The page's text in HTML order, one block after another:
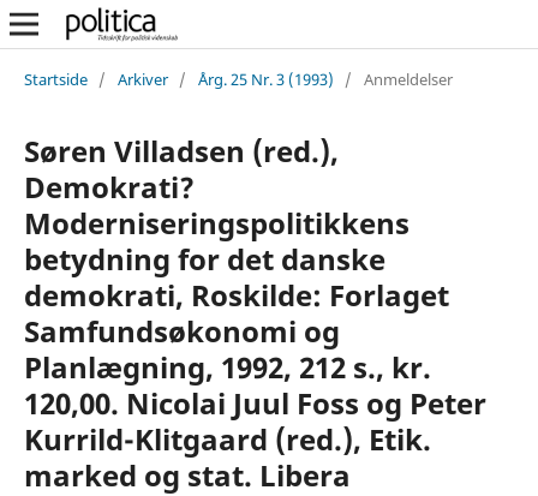
Startside / Arkiver / Årg. 25 Nr. 3 (1993) / Anmeldelser
Søren Villadsen (red.),
Demokrati?
Moderniseringspolitikkens
betydning for det danske
demokrati, Roskilde: Forlaget
Samfundsøkonomi og
Planlægning, 1992, 212 s., kr.
120,00. Nicolai Juul Foss og Peter
Kurrild-Klitgaard (red.), Etik.
marked og stat. Libera